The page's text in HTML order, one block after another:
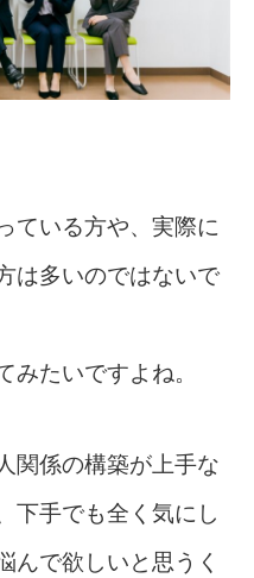
ている方や、実際に
は多いのではないで
みたいですよね。
関係の構築が上手な
下手でも全く気にし
んで欲しいと思うく